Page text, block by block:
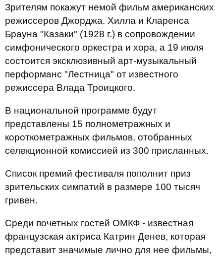
Зрителям покажут немой фильм американских
режиссеров Джорджа. Хилла и Кларенса
Брауна "Казаки" (1928 г.) в сопровождении
симфонического оркестра и хора, а 19 июля
состоится эксклюзивный арт-музыкальный
перформанс "Лестница" от известного
режиссера Влада Троицкого.
В национальной программе будут
представлены 15 полнометражных и
короткометражных фильмов, отобранных
селекционной комиссией из 300 присланных.
Список премий фестиваля пополнит приз
зрительских симпатий в размере 100 тысяч
гривен.
Среди почетных гостей ОМКФ - известная
французская актриса Катрин Денев, которая
представит значимые лично для нее фильмы,